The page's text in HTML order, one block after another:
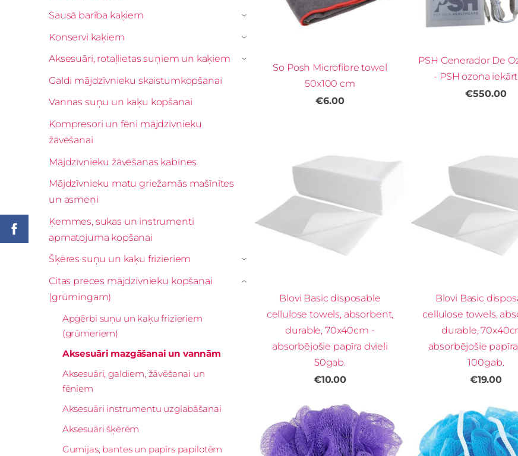
Sausā barība kaķiem ›
Konservi kaķiem ›
Aksesuāri, rotaļlietas suņiem un kaķiem ›
Galdi mājdzīvnieku skaistumkopšanai
Vannas suņu un kaķu kopšanai
Kompresori un fēni mājdzīvnieku
žāvēšanai
Mājdzīvnieku žāvēšanas kabīnes
Mājdzīvnieku matu griežamās mašīnītes
un asmeņi
Ķemmes, sukas un instrumenti
apmatojuma kopšanai
Šķēres suņu un kaķu frizieriem
›
Citas preces mājdzīvnieku kopšanai
(grūmingam)
Apģērbi suņu un kaķu frizieriem
(grūmeriem)
Aksesuāri mazgāšanai un vannām
Aksesuāri, galdiem, žāvēšanai un
fēniem
Aksesuāri instrumentu uzglabāšanai
Aksesuāri šķērēm
Gumijas, bantes un papīrs papilotēm
›
So Posh Microfibre towel
50x100 cm
€6.00
PSH Generador De
- PSH ozona
€550.00
Blovi Basic disposable
cellulose towels, absorbent,
durable, 70x40cm -
absorbējošie papīra dvieli
50gab.
€10.00
Blovi Basic
cellulose towels,
durable,
absorbējošie
100gab.
€19.00